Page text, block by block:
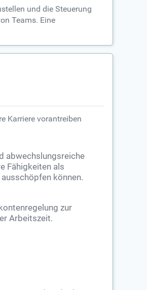
und die Steuerung
Teams. Eine
Karriere vorantreiben
abwechslungsreiche
Fähigkeiten als
können.
zur
Arbeitszeit.